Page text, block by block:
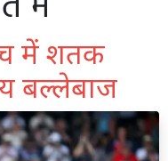
में शतक
बल्लेबाज